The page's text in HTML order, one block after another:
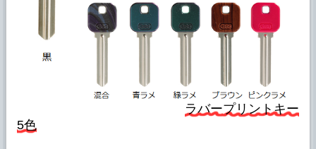
ラバープリントキー
5色